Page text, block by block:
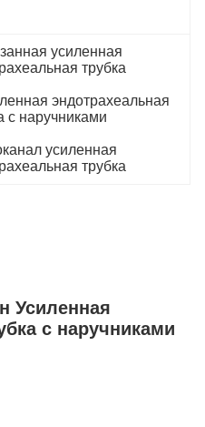
усиленная
трубка
эндотрахеальная
с наручниками
усиленная
трубка
Усиленная
с наручниками